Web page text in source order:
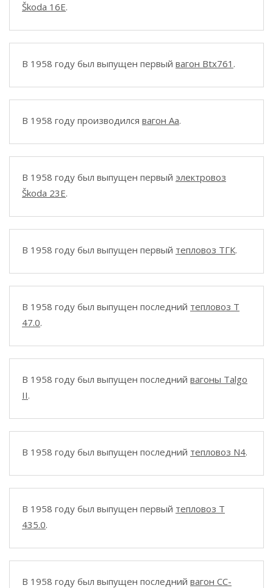
Škoda 16E.
В 1958 году был выпущен первый вагон Btx761 .
В 1958 году производился вагон Aa.
В 1958 году был выпущен первый электровоз
Škoda 23E.
В 1958 году был выпущен первый тепловоз ТГК.
В 1958 году был выпущен последний тепловоз T
47.0.
В 1958 году был выпущен последний вагоны Talgo
II.
В 1958 году был выпущен последний тепловоз N4.
В 1958 году был выпущен первый тепловоз T
435.0.
В 1958 году был выпущен последний вагон CC-